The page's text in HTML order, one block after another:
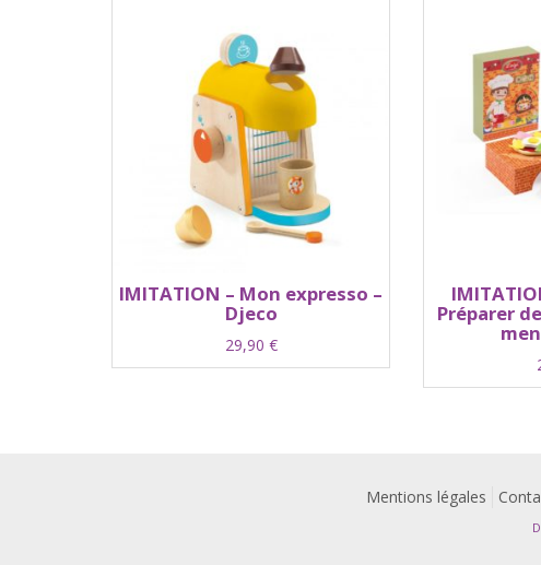
IMITATION – Mon expresso –
Djeco
29,90 €
Préparer
Mentions légales